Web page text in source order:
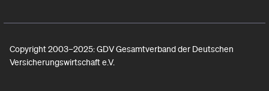
Copyright 2003–2025: GDV Gesamtverband der Deutschen
Versicherungswirtschaft e.V.